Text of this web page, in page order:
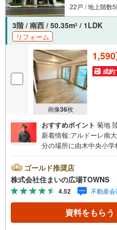
22戸 / 地上階数
3階 / 南西 / 50.35m2 / 1LDK
リフォーム
画像36枚
成約
おすすめポイント 菊地
新着情報:アルドーレ南
分の場所に由木中央小学
です。BSアンテナ設置
スメです。圧迫感を感じ
おります。動線を意識し
きで作業能率が上がりま
回りだからこそ、使い
でみませんか。バルコ
ゴールド推奨店
株式会社住まいの広場TOWNS
4.52 不動産
資料をもらう